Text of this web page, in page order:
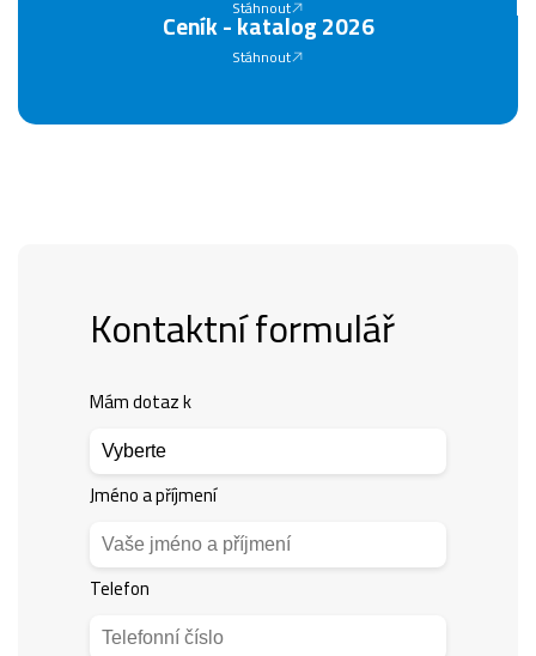
Stáhnout
Ceník - katalog 2026
Stáhnout
Kontaktní formulář
Mám dotaz k
Jméno a příjmení
Telefon